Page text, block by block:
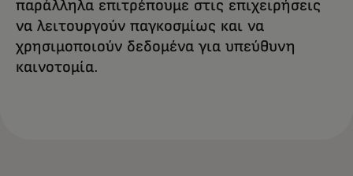
παράλληλα επιτρέπουμε στις επιχειρήσεις
να λειτουργούν παγκοσμίως και να
χρησιμοποιούν δεδομένα για υπεύθυνη
καινοτομία.